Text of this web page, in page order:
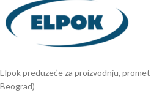
Elpok preduzeće za proizvodnju,
Beograd)